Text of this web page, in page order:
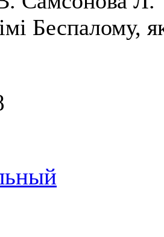
Беспалому,